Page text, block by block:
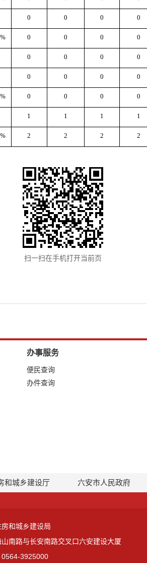
0 0 0 0
0 0 0 0
0 0 0 0
0 0 0 0
0 0 0 0
1 1 1 1
2 2 2 2
扫一扫在手机打开当前页
办事服务
便民查询
办件查询
和城乡建设厅 六安市人民政府
和城乡建设局
南路与长安南路交叉口六安建设大厦
0564-3925000